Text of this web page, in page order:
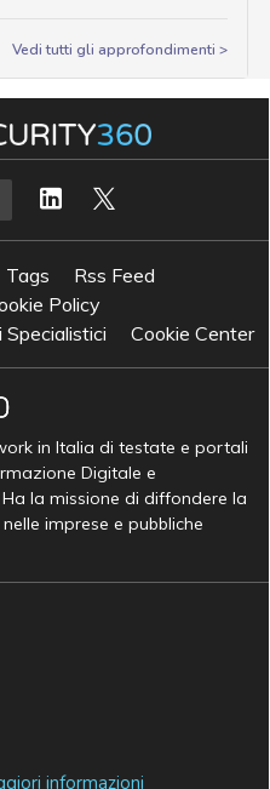
Vedi tutti gli approfondimenti >
Tags
Rss Feed
Policy
Cookie Center
in Italia di testate e portali
Digitale e
la missione di diffondere la
imprese e pubbliche
informazioni